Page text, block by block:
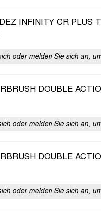
INFINITY CR PLUS
oder melden Sie sich an,
DOUBLE
oder melden Sie sich an,
DOUBLE
oder melden Sie sich an,